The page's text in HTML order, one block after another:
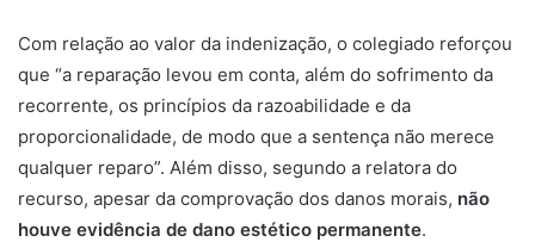
Com relação ao valor da indenização, o colegiado reforçou
que “a reparação levou em conta, além do sofrimento da
recorrente, os princípios da razoabilidade e da
proporcionalidade, de modo que a sentença não merece
qualquer reparo”. Além disso, segundo a relatora do
recurso, apesar da comprovação dos danos morais, não
houve evidência de dano estético permanente.